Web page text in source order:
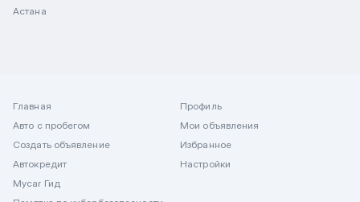
Астана
Главная
Авто с пробегом
Создать объявление
Автокредит
Mycar Гид
Профиль
Мои объявления
Избранное
Настройки